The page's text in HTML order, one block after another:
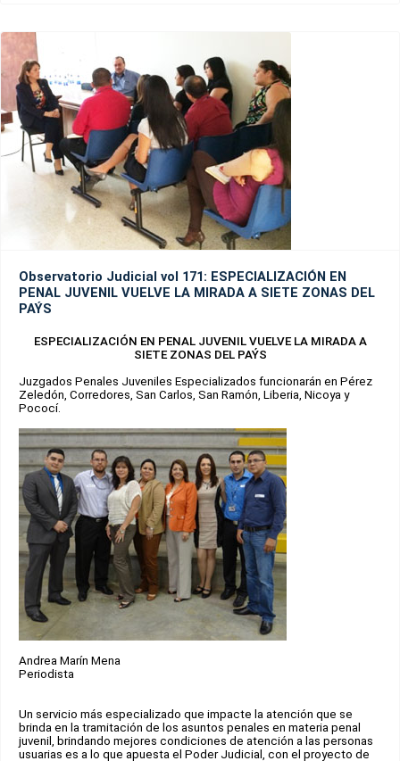
Observatorio Judicial vol 171: ESPECIALIZACIÓN EN
PENAL JUVENIL VUELVE LA MIRADA A SIETE ZONAS DEL
PAÝS
ESPECIALIZACIÓN EN PENAL JUVENIL VUELVE LA MIRADA A
SIETE ZONAS DEL PAÝS
Juzgados Penales Juveniles Especializados funcionarán en Pérez
Zeledón, Corredores, San Carlos, San Ramón, Liberia, Nicoya y
Pococí.
Andrea Marín Mena
Periodista
Un servicio más especializado que impacte la atención que se
brinda en la tramitación de los asuntos penales en materia penal
juvenil, brindando mejores condiciones de atención a las personas
usuarias es a lo que apuesta el Poder Judicial, con el proyecto de